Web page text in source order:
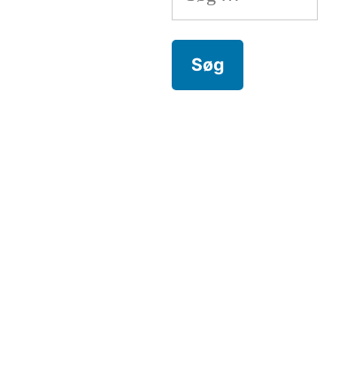
efter: